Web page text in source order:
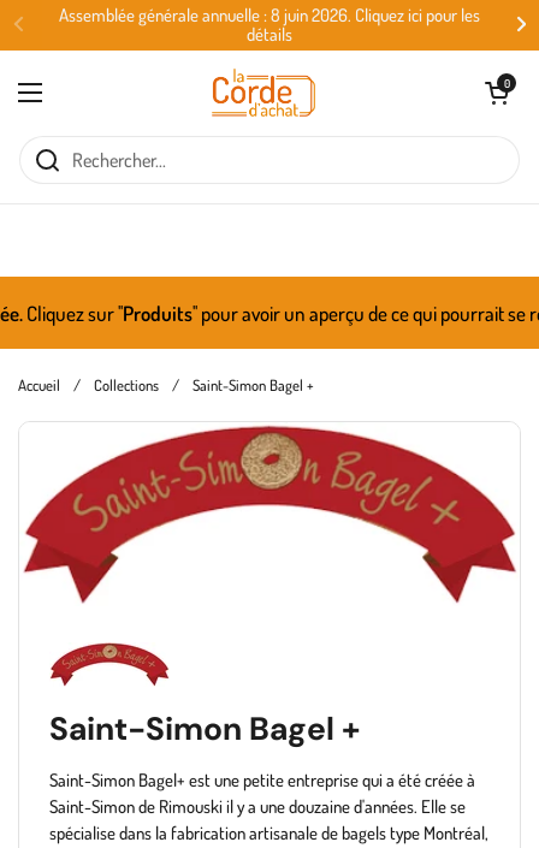
Passer au contenu
Assemblée générale annuelle : 8 juin 2026. Cliquez ici pour les
détails
Ouvrir le menu
Ouvrir le
0
Cliquez sur ''Produits'' pour avoir un aperçu de ce qui pourrait se
Accueil / Collections / Saint-Simon Bagel +
Saint-Simon Bagel +
Saint-Simon Bagel+ est une petite entreprise qui a été créée à
Saint-Simon de Rimouski il y a une douzaine d'années. Elle se
spécialise dans la fabrication artisanale de bagels type Montréal,